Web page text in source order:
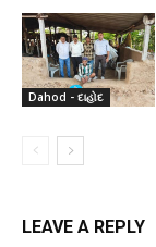
Dahod - દાહોદ
LEAVE A REPLY